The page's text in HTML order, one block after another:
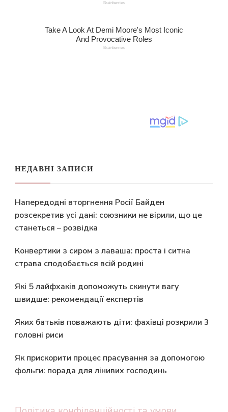
НЕДАВНІ ЗАПИСИ
Напередодні вторгнення Росії Байден
розсекретив усі дані: союзники не вірили, що це
станеться – розвідка
Конвертики з сиром з лаваша: проста і ситна
страва сподобається всій родині
Які 5 лайфхаків допоможуть скинути вагу
швидше: рекомендації експертів
Яких батьків поважають діти: фахівці розкрили 3
головні риси
Як прискорити процес прасування за допомогою
фольги: порада для лінивих господинь